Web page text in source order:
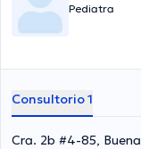
Pediatra
Consultorio 1
Cra. 2b #4-85,